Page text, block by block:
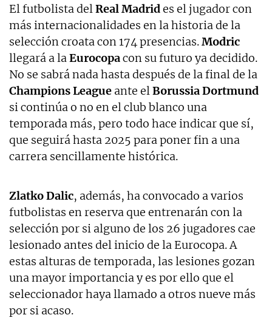
El futbolista delReal Madrides el jugador con
más internacionalidades en la historia de la
selección croata con 174 presencias.Modric
llegará a laEurocopacon su futuro ya decidido.
No se sabrá nada hasta después de la final de la
Champions League ante elBorussia Dortmund
si continúa o no en el club blanco una
temporada más, pero todo hace indicar que sí,
que seguirá hasta 2025 para poner fin a una
carrera sencillamente histórica.
Zlatko Dalic, además, ha convocado a varios
futbolistas en reserva que entrenarán con la
selección por si alguno de los 26 jugadores cae
lesionado antes del inicio de la Eurocopa. A
estas alturas de temporada, las lesiones gozan
una mayor importancia y es por ello que el
seleccionador haya llamado a otros nueve más
por si acaso.